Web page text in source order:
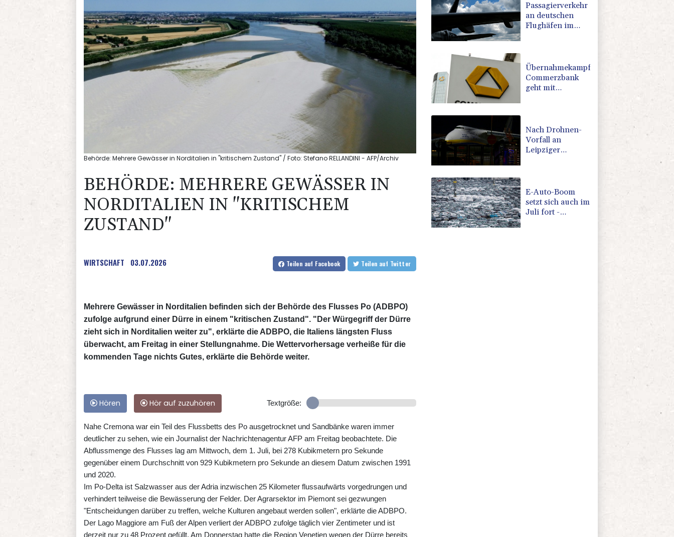
Behörde: Mehrere Gewässer in Norditalien in "kritischem Zustand" / Foto: Stefano RELLANDINI - AFP/Archiv
BEHÖRDE: MEHRERE GEWÄSSER IN
NORDITALIEN IN "KRITISCHEM
ZUSTAND"
WIRTSCHAFT 03.07.2026 Teilen auf Facebook Teilen auf Twitter
Mehrere Gewässer in Norditalien befinden sich der Behörde des Flusses Po (ADBPO)
zufolge aufgrund einer Dürre in einem "kritischen Zustand". "Der Würgegriff der Dürre
zieht sich in Norditalien weiter zu", erklärte die ADBPO, die Italiens längsten Fluss
überwacht, am Freitag in einer Stellungnahme. Die Wettervorhersage verheiße für die
kommenden Tage nichts Gutes, erklärte die Behörde weiter.
Hören Hör auf zuzuhören Textgröße:
Nahe Cremona war ein Teil des Flussbetts des Po ausgetrocknet und Sandbänke waren immer
deutlicher zu sehen, wie ein Journalist der Nachrichtenagentur AFP am Freitag beobachtete. Die
Abflussmenge des Flusses lag am Mittwoch, dem 1. Juli, bei 278 Kubikmetern pro Sekunde
gegenüber einem Durchschnitt von 929 Kubikmetern pro Sekunde an diesem Datum zwischen 1991
und 2020.
Im Po-Delta ist Salzwasser aus der Adria inzwischen 25 Kilometer flussaufwärts vorgedrungen und
verhindert teilweise die Bewässerung der Felder. Der Agrarsektor im Piemont sei gezwungen
"Entscheidungen darüber zu treffen, welche Kulturen angebaut werden sollen", erklärte die ADBPO.
Der Lago Maggiore am Fuß der Alpen verliert der ADBPO zufolge täglich vier Zentimeter und ist
derzeit nur zu 48 Prozent gefüllt. Am Donnerstag hatte die Region Venetien wegen der Dürre bereits
Passagierverkehr
an deutschen
Flughäfen im
Übernahmekampf:
Commerzbank
geht mit
Nach Drohnen-
Vorfall an
Leipziger
E-Auto-Boom
setzt sich auch im
Juli fort -